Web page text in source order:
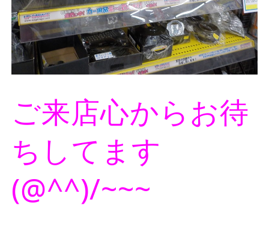
ご来店心からお待
ちしてます
(@^^)/~~~